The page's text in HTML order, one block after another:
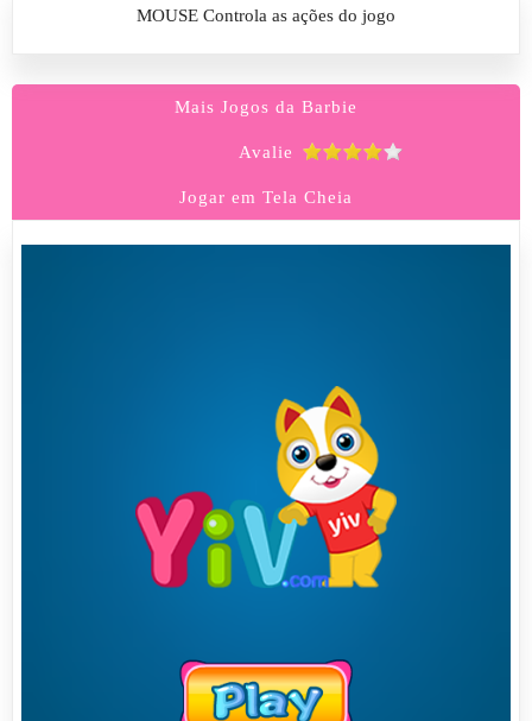
MOUSE Controla as ações do jogo
Mais Jogos da Barbie
Avalie
Jogar em Tela Cheia